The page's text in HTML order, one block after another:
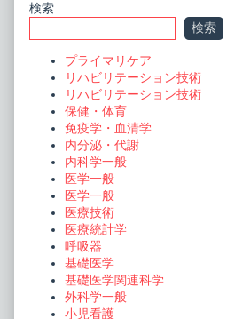
ゲ
ー
Primary
Sidebar
検索
検索
プライマリケア
リハビリテーション技術
リハビリテーション技術
保健・体育
免疫学・血清学
内分泌・代謝
内科学一般
医学一般
医学一般
医療技術
医療統計学
呼吸器
基礎医学
基礎医学関連科学
外科学一般
小児看護